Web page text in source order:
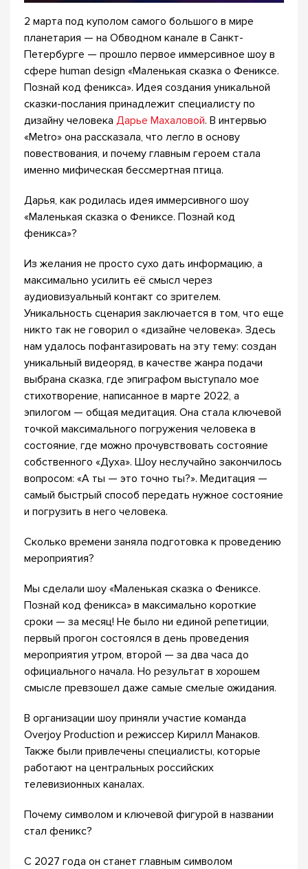
2 марта под куполом самого большого в мире
планетария — на Обводном канале в Санкт-
Петербурге — прошло первое иммерсивное шоу в
сфере human design «Маленькая сказка о Фениксе.
Познай код феникса». Идея создания уникальной
сказки-послания принадлежит специалисту по
дизайну человека Дарье Махаловой. В интервью
«Metro» она рассказала, что легло в основу
повествования, и почему главным героем стала
именно мифическая бессмертная птица.
Дарья, как родилась идея иммерсивного шоу
«Маленькая сказка о Фениксе. Познай код
феникса»?
Из желания не просто сухо дать информацию, а
максимально усилить её смысл через
аудиовизуальный контакт со зрителем.
Уникальность сценария заключается в том, что еще
никто так не говорил о «дизайне человека». Здесь
нам удалось пофантазировать на эту тему: создан
уникальный видеоряд, в качестве жанра подачи
выбрана сказка, где эпиграфом выступало мое
стихотворение, написанное в марте 2022, а
эпилогом — общая медитация. Она стала ключевой
точкой максимального погружения человека в
состояние, где можно прочувствовать состояние
собственного «Духа». Шоу неслучайно закончилось
вопросом: «А ты — это точно ты?». Медитация —
самый быстрый способ передать нужное состояние
и погрузить в него человека.
Сколько времени заняла подготовка к проведению
мероприятия?
Мы сделали шоу «Маленькая сказка о Фениксе.
Познай код феникса» в максимально короткие
сроки — за месяц! Не было ни единой репетиции,
первый прогон состоялся в день проведения
мероприятия утром, второй — за два часа до
официального начала. Но результат в хорошем
смысле превзошел даже самые смелые ожидания.
В организации шоу приняли участие команда
Overjoy Production и режиссер Кирилл Манаков.
Также были привлечены специалисты, которые
работают на центральных российских
телевизионных каналах.
Почему символом и ключевой фигурой в названии
стал феникс?
С 2027 года он станет главным символом